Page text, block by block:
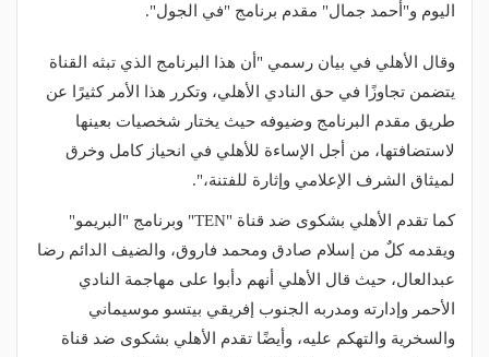
اليوم و"أحمد جمال" مقدم برنامج "في الجول".
وقال الأهلي في بيان رسمي "أن هذا البرنامج الذي تبثه القناة
يتضمن تجاوزًا في حق النادي الأهلي، وتكرر هذا الأمر كثيرًا عن
طريق مقدم البرنامج وضيوفه حيث يختار شخصيات بعينها
لاستضافتها، من أجل الإساءة للأهلي في انحياز كامل وخرق
لميثاق الشرف الإعلامي وإثارة للفتنة،".
كما تقدم الأهلي بشكوى ضد قناة "TEN" وبرنامج "البريمو"
ويقدمه كلٌ من إسلام صادق ومحمد فاروق، والضيف الدائم رضا
عبدالعال، حيث قال الأهلي أنهم دأبوا على مهاجمة النادي
الأحمر وإدارته ومدربه الجنوب إفريقي بيتسو موسيماني
والسخرية والتهكم عليه، وأيضًا تقدم الأهلي بشكوى ضد قناة